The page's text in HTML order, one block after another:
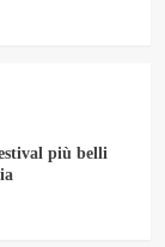
più belli